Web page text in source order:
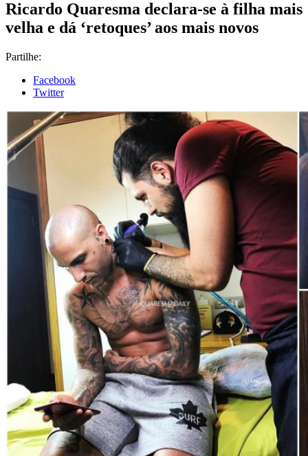
Ricardo Quaresma declara-se à filha mais
velha e dá ‘retoques’ aos mais novos
Partilhe:
Facebook
Twitter